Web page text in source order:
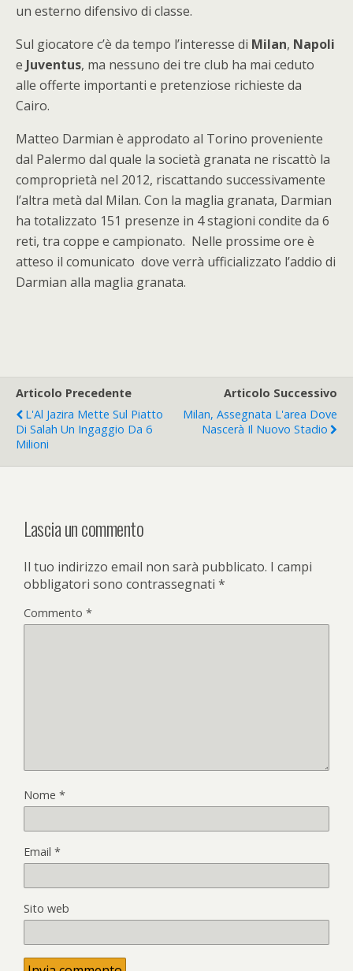
un esterno difensivo di classe.
Sul giocatore c’è da tempo l’interesse di Milan, Napoli
e Juventus, ma nessuno dei tre club ha mai ceduto
alle offerte importanti e pretenziose richieste da
Cairo.
Matteo Darmian è approdato al Torino proveniente
dal Palermo dal quale la società granata ne riscattò la
comproprietà nel 2012, riscattando successivamente
l’altra metà dal Milan. Con la maglia granata, Darmian
ha totalizzato 151 presenze in 4 stagioni condite da 6
reti, tra coppe e campionato. Nelle prossime ore è
atteso il comunicato dove verrà ufficializzato l’addio di
Darmian alla maglia granata.
Articolo Precedente
L'Al Jazira Mette Sul Piatto
Di Salah Un Ingaggio Da 6
Milioni
Articolo Successivo
Milan, Assegnata L'area Dove
Nascerà Il Nuovo Stadio
Lascia un commento
Il tuo indirizzo email non sarà pubblicato. I campi
obbligatori sono contrassegnati *
Commento *
Nome *
Email *
Sito web